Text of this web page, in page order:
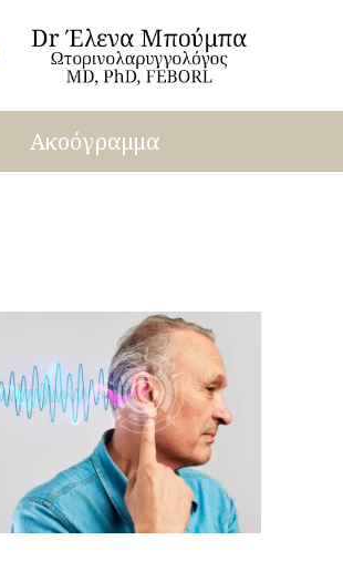
Ακοόγραμμα